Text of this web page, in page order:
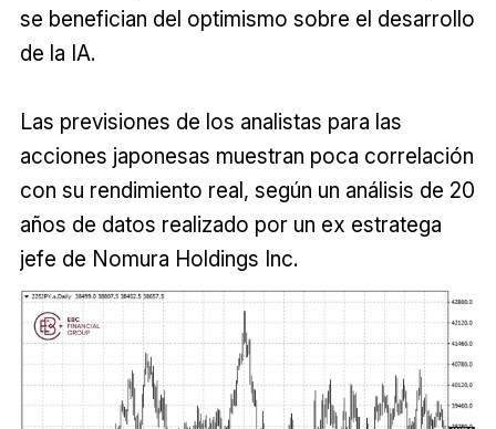
se benefician del optimismo sobre el desarrollo
de la IA.
Las previsiones de los analistas para las
acciones japonesas muestran poca correlación
con su rendimiento real, según un análisis de 20
años de datos realizado por un ex estratega
jefe de Nomura Holdings Inc.